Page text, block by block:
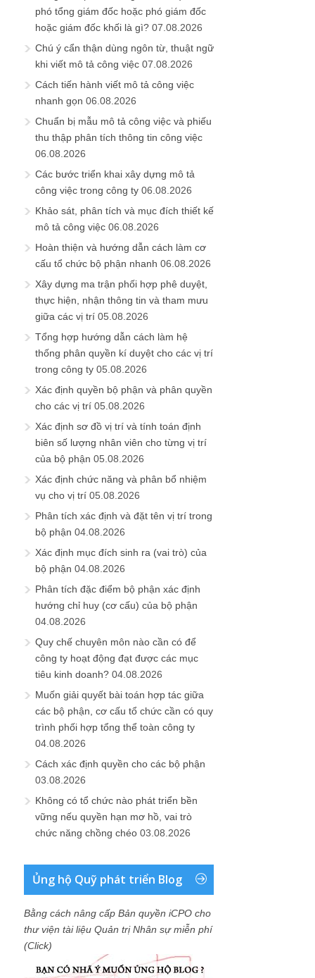
phó tổng giám đốc hoặc phó giám đốc
hoặc giám đốc khối là gì? 07.08.2026
Chú ý cẩn thận dùng ngôn từ, thuật ngữ
khi viết mô tả công việc 07.08.2026
Cách tiến hành viết mô tả công việc
nhanh gọn 06.08.2026
Chuẩn bị mẫu mô tả công việc và phiếu
thu thập phân tích thông tin công việc
06.08.2026
Các bước triển khai xây dựng mô tả
công việc trong công ty 06.08.2026
Khảo sát, phân tích và mục đích thiết kế
mô tả công việc 06.08.2026
Hoàn thiện và hướng dẫn cách làm cơ
cấu tổ chức bộ phận nhanh 06.08.2026
Xây dựng ma trận phối hợp phê duyệt,
thực hiện, nhận thông tin và tham mưu
giữa các vị trí 05.08.2026
Tổng hợp hướng dẫn cách làm hệ
thống phân quyền kí duyệt cho các vị trí
trong công ty 05.08.2026
Xác định quyền bộ phận và phân quyền
cho các vị trí 05.08.2026
Xác định sơ đồ vị trí và tính toán định
biên số lượng nhân viên cho từng vị trí
của bộ phận 05.08.2026
Xác định chức năng và phân bổ nhiệm
vụ cho vị trí 05.08.2026
Phân tích xác định và đặt tên vị trí trong
bộ phận 04.08.2026
Xác định mục đích sinh ra (vai trò) của
bộ phận 04.08.2026
Phân tích đặc điểm bộ phận xác định
hướng chỉ huy (cơ cấu) của bộ phận
04.08.2026
Quy chế chuyên môn nào cần có để
công ty hoạt động đạt được các mục
tiêu kinh doanh? 04.08.2026
Muốn giải quyết bài toán hợp tác giữa
các bộ phận, cơ cấu tổ chức cần có quy
trình phối hợp tổng thể toàn công ty
04.08.2026
Cách xác định quyền cho các bộ phận
03.08.2026
Không có tổ chức nào phát triển bền
vững nếu quyền hạn mơ hồ, vai trò
chức năng chồng chéo 03.08.2026
Ủng hộ Quỹ phát triển Blog
Bằng cách nâng cấp Bản quyền iCPO cho
thư viện tài liệu Quản trị Nhân sự miễn phí
(Click)